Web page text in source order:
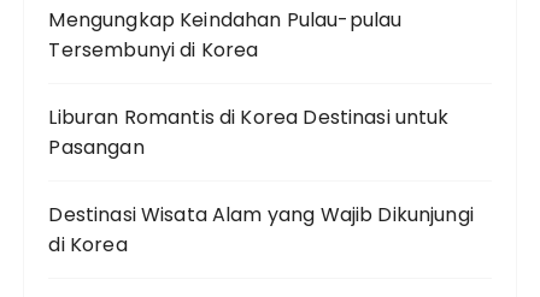
Mengungkap Keindahan Pulau-pulau
Tersembunyi di Korea
Liburan Romantis di Korea Destinasi untuk
Pasangan
Destinasi Wisata Alam yang Wajib Dikunjungi
di Korea